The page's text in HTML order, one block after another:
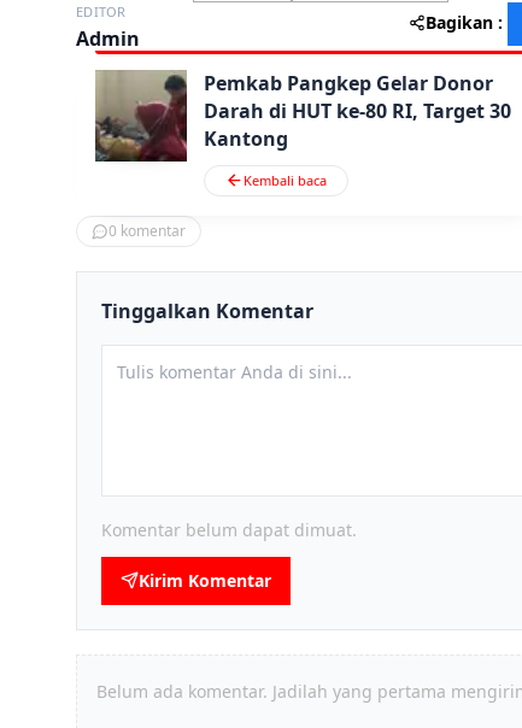
EDITOR
Admin
Bagikan :
Pemkab Pangkep Gelar Donor
Darah di HUT ke-80 RI, Target 30
Kantong
Kembali baca
0 komentar
Tinggalkan Komentar
Komentar belum dapat dimuat.
Kirim Komentar
Belum ada komentar. Jadilah yang pertama